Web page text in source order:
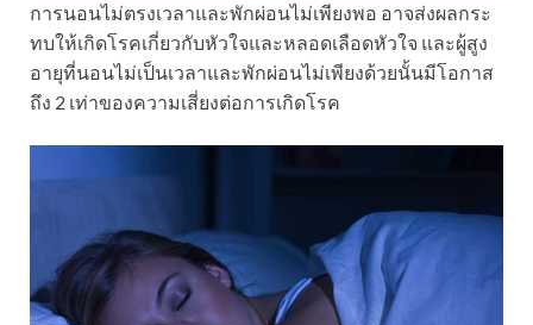
การนอนไม่ตรงเวลาและพักผ่อนไม่เพียงพอ อาจส่งผลกระ
ทบให้เกิดโรคเกี่ยวกับหัวใจและหลอดเลือดหัวใจ และผู้สูง
อายุที่นอนไม่เป็นเวลาและพักผ่อนไม่เพียงด้วยนั้นมีโอกาส
ถึง 2 เท่าของความเสี่ยงต่อการเกิดโรค